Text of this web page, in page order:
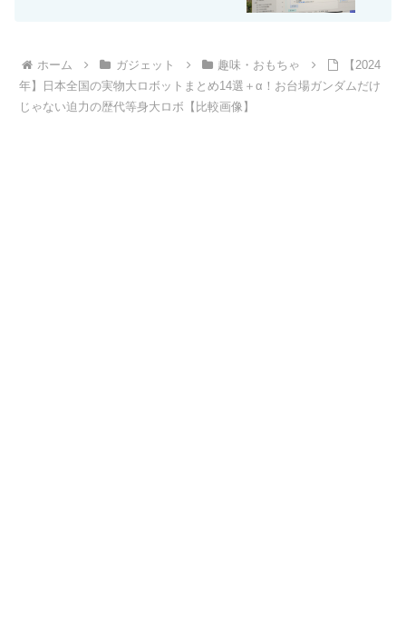
ホーム ガジェット 趣味・おもちゃ
【2024
年】日本全国の実物大ロボットまとめ14選＋α！お台場ガンダムだけ
じゃない迫力の歴代等身大ロボ【比較画像】